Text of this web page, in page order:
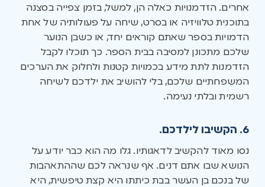
אחרים. הזדמנויות כאלה הן, למשל, בזמן צפייה בסצנה
בתוכנית טלוויזיה או בסרט, שיחה על פעולותיה של אחת
הדמויות בספר שאתם קוראים יחד, או כשבן הנוער
שלכם מתכונן למסיבה בבית הספר. כך תוכלו לקבל
הזדמנות לתת מידע בכמויות קטנות ולחלוק את הערכים
המשפחתיים שלכם, בלי להושיב את ילדכם לשיחה
רשמית ובלתי נעימה.
6. הקשיבו לילדכם.
נסו מאוד להקשיב לדאגותיו. גלו מה הוא כבר יודע על
הנושא שבו אתם דנים. אף שנראה לכם שההתאהבות
של בנכם בן העשר בבת כיתתו היא קצת טיפשית, היא